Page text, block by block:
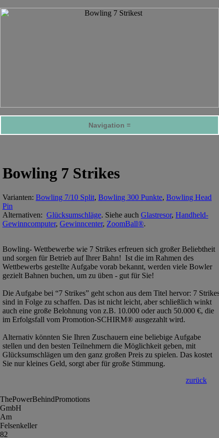
Navigation ≡
Bowling 7 Strikes
Varianten: Bowling 7/10 Split, Bowling 300 Punkte, Bowling Head
Pin
Alternativen: Glücksumschläge. Siehe auch Glastresor, Handheld-
Gewinncomputer, Gewinncenter, ZoomBall®.
Bowling- Wettbewerbe wie 7 Strikes erfreuen sich großer Beliebtheit
und sorgen für Betrieb auf Ihrer Bahn! Ist die im Rahmen des
Wettbewerbs gestellte Aufgabe vorab bekannt, werden viele Bowler
gezielt Bahnen buchen, um zu üben - gut für Sie!
Die Aufgabe bei “7 Strikes” geht schon aus dem Titel hervor: 7
sind in Folge zu schaffen. Das ist nicht leicht, aber schließlich winkt
auch eine große Belohnung von z.B. 10.000 oder auch 50.000 €, die
im Erfolgsfall vom Promotion-SCHIRM® ausgezahlt wird.
Alternativ könnten Sie Ihren Zuschauern eine beliebige Aufgabe
stellen und den besten Teilnehmern die Möglichkeit geben, mit
Glücksumschlägen um den ganz großen Preis zu spielen. Das kostet
Sie nur kleines Geld, sorgt aber für große Stimmung.
zurück
ThePowerBehindPromotions
GmbH
Am
Felsenkeller
82